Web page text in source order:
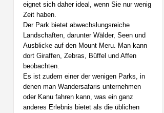
eignet sich daher ideal, wenn Sie nur wenig
Zeit haben.
Der Park bietet abwechslungsreiche
Landschaften, darunter Wälder, Seen und
Ausblicke auf den Mount Meru. Man kann
dort Giraffen, Zebras, Büffel und Affen
beobachten.
Es ist zudem einer der wenigen Parks, in
denen man Wandersafaris unternehmen
oder Kanu fahren kann, was ein ganz
anderes Erlebnis bietet als die üblichen